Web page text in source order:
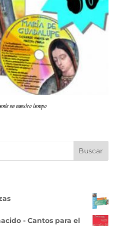
en nuestro tiempo
- Cantos para el